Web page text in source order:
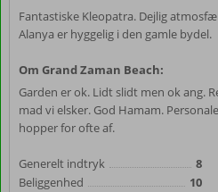
Fantastiske Kleopatra. Dejlig
Alanya er hyggelig i den gamle bydel.
Om Grand Zaman Beach:
Garden er ok. Lidt slidt men ok ang.
mad vi elsker. God Hamam.
hopper for ofte af.
Generelt indtryk
8
Beliggenhed
10